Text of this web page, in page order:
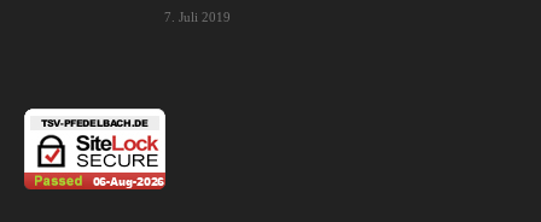
7. Juli 2019